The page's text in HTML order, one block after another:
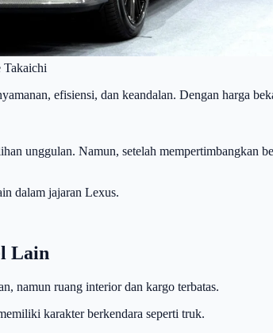
Takaichi
efisiensi, dan keandalan. Dengan harga
unggulan. Namun, setelah mempertimbangkan
dalam jajaran Lexus.
Lain
namun ruang interior dan kargo terbatas.
karakter berkendara seperti truk.